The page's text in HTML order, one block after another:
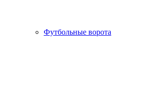
Футбольные ворота